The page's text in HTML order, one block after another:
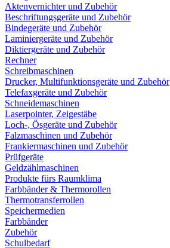
Aktenvernichter und Zubehör
Beschriftungsgeräte und Zubehör
Bindegeräte und Zubehör
Laminiergeräte und Zubehör
Diktiergeräte und Zubehör
Rechner
Schreibmaschinen
Drucker, Multifunktionsgeräte und Zubehör
Telefaxgeräte und Zubehör
Schneidemaschinen
Laserpointer, Zeigestäbe
Loch-, Ösgeräte und Zubehör
Falzmaschinen und Zubehör
Frankiermaschinen und Zubehör
Prüfgeräte
Geldzählmaschinen
Produkte fürs Raumklima
Farbbänder & Thermorollen
Thermotransferrollen
Speichermedien
Farbbänder
Zubehör
Schulbedarf